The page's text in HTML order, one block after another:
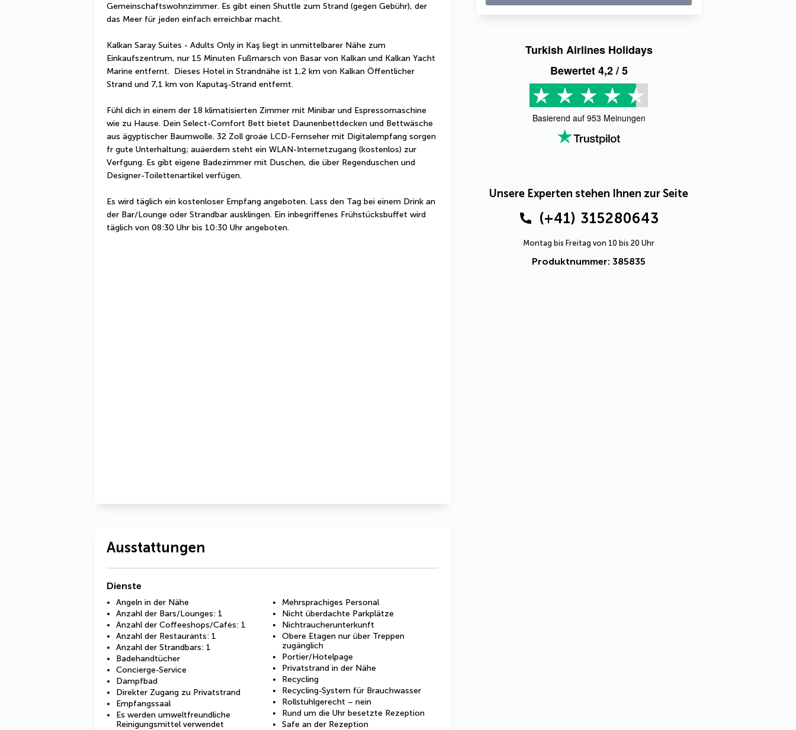
Turkish Airlines Holidays
Bewertet4,2/ 5
Basierend auf 953 Meinungen
Unsere Experten stehen Ihnen zur Seite
(+41) 315280643
Montag bis Freitag von 10 bis 20 Uhr
Produktnummer: 385835
Gemeinschaftswohnzimmer. Es gibt einen Shuttle zum Strand (gegen Gebühr), der
das Meer für jeden einfach erreichbar macht.
Kalkan Saray Suites - Adults Only in Kaş liegt in unmittelbarer Nähe zum
Einkaufszentrum, nur 15 Minuten Fußmarsch von Basar von Kalkan und Kalkan Yacht
Marine entfernt.  Dieses Hotel in Strandnähe ist 1,2 km von Kalkan Öffentlicher
Strand und 7,1 km von Kaputaş-Strand entfernt.
Fühl dich in einem der 18 klimatisierten Zimmer mit Minibar und Espressomaschine
wie zu Hause. Dein Select-Comfort Bett bietet Daunenbettdecken und Bettwäsche
aus ägyptischer Baumwolle. 32 Zoll groáe LCD-Fernseher mit Digitalempfang sorgen
fr gute Unterhaltung; auáerdem steht ein WLAN-Internetzugang (kostenlos) zur
Verfgung. Es gibt eigene Badezimmer mit Duschen, die über Regenduschen und
Designer-Toilettenartikel verfügen.
Es wird täglich ein kostenloser Empfang angeboten. Lass den Tag bei einem Drink an
der Bar/Lounge oder Strandbar ausklingen. Ein inbegriffenes Frühstücksbuffet wird
täglich von 08:30 Uhr bis 10:30 Uhr angeboten.
Ausstattungen
Dienste
Angeln in der Nähe
Anzahl der Bars/Lounges: 1
Anzahl der Coffeeshops/Cafés: 1
Anzahl der Restaurants: 1
Anzahl der Strandbars: 1
Badehandtücher
Concierge-Service
Dampfbad
Direkter Zugang zu Privatstrand
Empfangssaal
Es werden umweltfreundliche
Reinigungsmittel verwendet
Mehrsprachiges Personal
Nicht überdachte Parkplätze
Nichtraucherunterkunft
Obere Etagen nur über Treppen
zugänglich
Portier/Hotelpage
Privatstrand in der Nähe
Recycling
Recycling-System für Brauchwasser
Rollstuhlgerecht – nein
Rund um die Uhr besetzte Rezeption
Safe an der Rezeption